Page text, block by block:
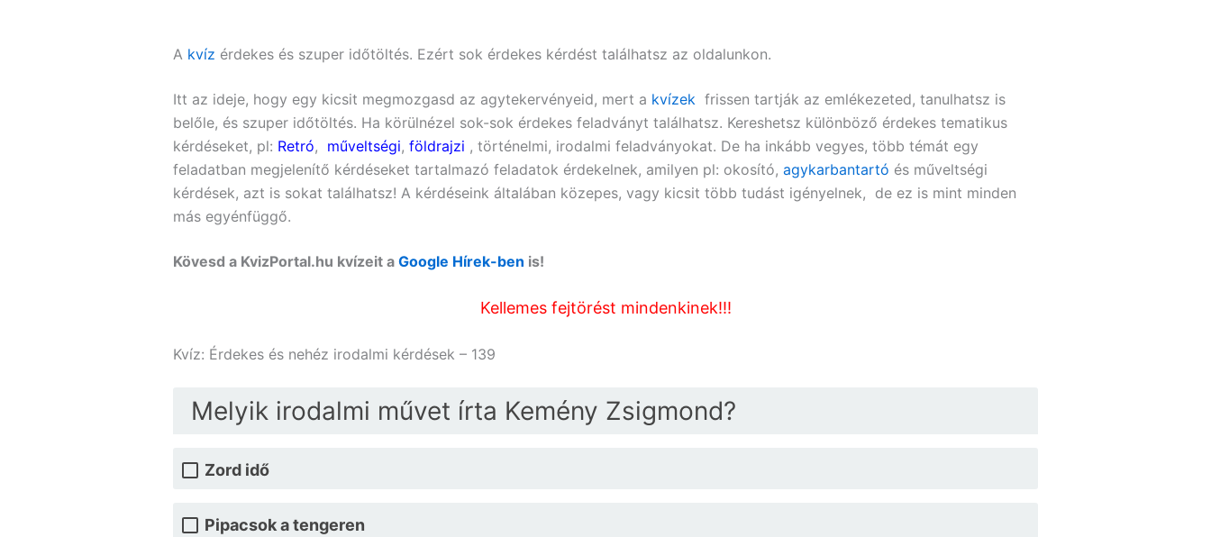
A kvíz érdekes és szuper időtöltés. Ezért sok érdekes kérdést találhatsz az oldalunkon.
Itt az ideje, hogy egy kicsit megmozgasd az agytekervényeid, mert a kvízek frissen tartják az emlékezeted, tanulhatsz is
belőle, és szuper időtöltés. Ha körülnézel sok-sok érdekes feladványt találhatsz. Kereshetsz különböző érdekes tematikus
kérdéseket, pl: Retró, műveltségi, földrajzi , történelmi, irodalmi feladványokat. De ha inkább vegyes, több témát egy
feladatban megjelenítő kérdéseket tartalmazó feladatok érdekelnek, amilyen pl: okosító, agykarbantartó és műveltségi
kérdések, azt is sokat találhatsz! A kérdéseink általában közepes, vagy kicsit több tudást igényelnek, de ez is mint minden
más egyénfüggő.
Kövesd a KvizPortal.hu kvízeit a Google Hírek-ben is!
Kellemes fejtörést mindenkinek!!!
Kvíz: Érdekes és nehéz irodalmi kérdések – 139
Melyik irodalmi művet írta Kemény Zsigmond?
Zord idő
Pipacsok a tengeren